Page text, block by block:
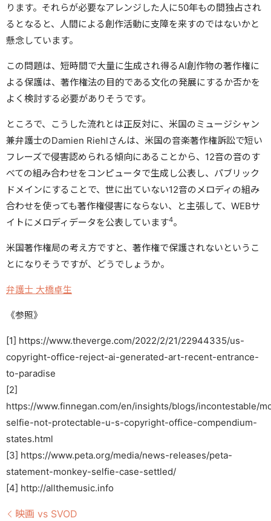
ります。それらが必要なアレンジした人に50年もの間独占され
るとなると、人間による創作活動に支障を来すのではないかと
懸念しています。
この問題は、短時間で大量に生成され得るAI創作物の著作権に
よる保護は、著作権法の目的である文化の発展にするか否かを
よく検討する必要がありそうです。
ところで、こうした流れとは正反対に、米国のミュージシャン
兼弁護士のDamien Riehlさんは、米国の音楽著作権訴訟で短い
フレーズで侵害認められる傾向にあることから、12音の音のす
べての組み合わせをコンピュータで生成し公表し、パブリック
ドメインにすることで、世に出ていない12音のメロディの組み
合わせを使っても著作権侵害にならない、と主張して、WEBサ
イトにメロディデータを公表しています4。
米国著作権局の考え方ですと、著作権で保護されないというこ
とになりそうですが、どうでしょうか。
弁護士 大橋卓生
《参照》
[1] https://www.theverge.com/2022/2/21/22944335/us-
copyright-office-reject-ai-generated-art-recent-entrance-
to-paradise
[2]
https://www.finnegan.com/en/insights/blogs/incontestable/
selfie-not-protectable-u-s-copyright-office-compendium-
states.html
[3] https://www.peta.org/media/news-releases/peta-
statement-monkey-selfie-case-settled/
[4] http://allthemusic.info
映画 vs SVOD